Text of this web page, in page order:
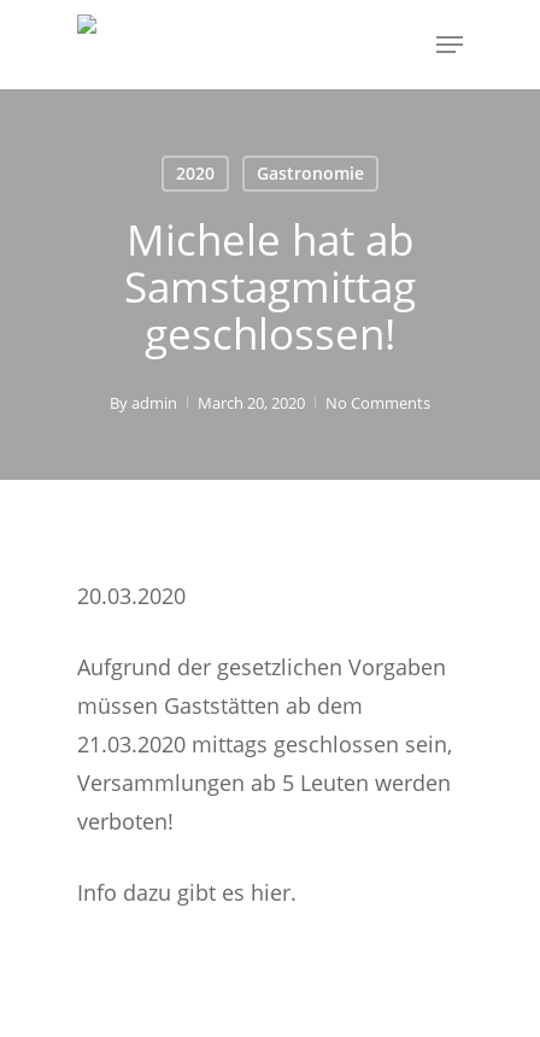
main
Menu
2020 Gastronomie
Michele hat ab
Samstagmittag
geschlossen!
Byadmin March 20, 2020 No Comments
20.03.2020
Aufgrund der gesetzlichen Vorgaben
müssen Gaststätten ab dem
21.03.2020 mittags geschlossen sein,
Versammlungen ab 5 Leuten werden
verboten!
Info dazu gibt es hier.